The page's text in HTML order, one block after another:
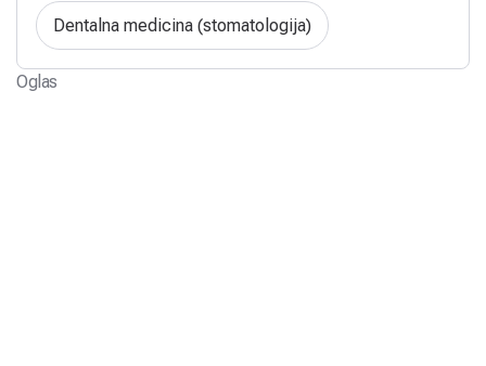
Dentalna medicina (stomatologija)
Oglas